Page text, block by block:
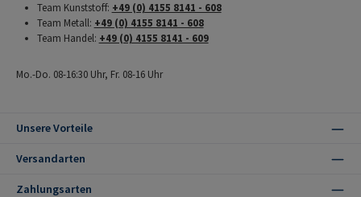
Team Kunststoff: +49 (0) 4155 8141 - 608
Team Metall: +49 (0) 4155 8141 - 608
Team Handel: +49 (0) 4155 8141 - 609
Mo.-Do. 08-16:30 Uhr, Fr. 08-16 Uhr
Unsere Vorteile
Versandarten
Zahlungsarten